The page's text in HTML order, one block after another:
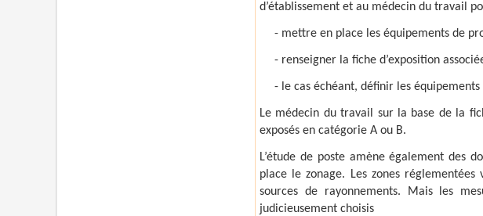
d’établissement et au médecin du travail
- mettre en place les équipements de
- renseigner la fiche d’exposition
- le cas échéant, définir les
Le médecin du travail sur la base de la
exposés en catégorie A ou B.
L’étude de poste amène également des
place le zonage. Les zones
sources de rayonnements. Mais les
judicieusement choisis